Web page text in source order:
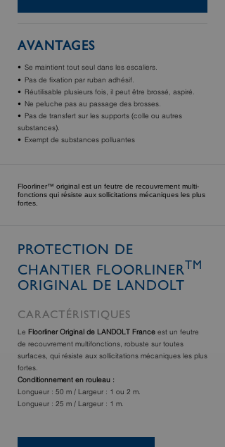
AVANTAGES
Se maintient tout seul dans les escaliers.
Pas de fixation par ruban adhésif.
Réutilisable plusieurs fois, il peut être brossé, aspiré.
Ne peluche pas au passage des brosses.
Pas de transfert sur les supports (colle ou autres
substances).
Exempt de substances polluantes
Floorliner™ original est un feutre de recouvrement multi-
fonctions qui résiste aux sollicitations mécaniques les plus
fortes.
PROTECTION DE
CHANTIER FLOORLINER TM
ORIGINAL DE LANDOLT
CARACTÉRISTIQUES
Le Floorliner Original de LANDOLT France est un feutre
de recouvrement multifonctions, robuste sur toutes
surfaces, qui résiste aux sollicitations mécaniques les plus
fortes.
Conditionnement en rouleau :
Longueur : 50 m / Largeur : 1 ou 2 m.
Longueur : 25 m / Largeur : 1 m.